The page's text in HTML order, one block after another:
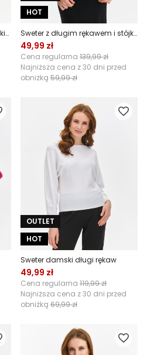
Kardigan z błyszczącym guzikiem
HOT
Sweter z długim rękawem i stójką
49,99 zł
Cena regularna 139,99 zł
Najniższa cena z 30 dni przed
obniżką 59,99 zł
OUTLET
HOT
Sweter damski długi rękaw
49,99 zł
Cena regularna 119,99 zł
Najniższa cena z 30 dni przed
obniżką 69,99 zł